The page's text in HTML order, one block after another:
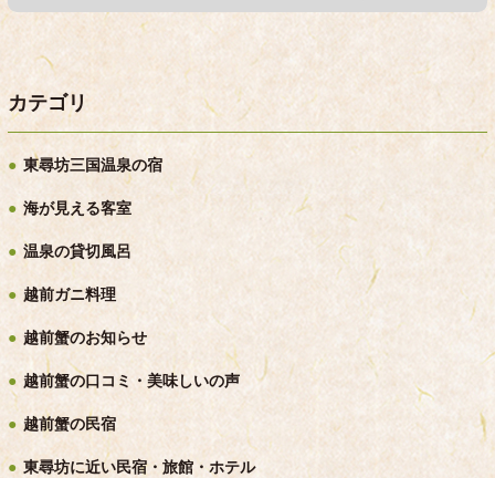
カテゴリ
東尋坊三国温泉の宿
海が見える客室
温泉の貸切風呂
越前ガニ料理
越前蟹のお知らせ
越前蟹の口コミ・美味しいの声
越前蟹の民宿
東尋坊に近い民宿・旅館・ホテル